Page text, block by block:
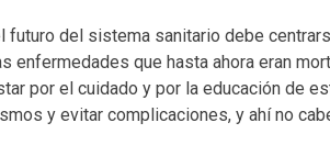
futuro del sistema sanitario debe
que hasta ahora eran
por el cuidado y por la educación de
y evitar complicaciones, y ahí no